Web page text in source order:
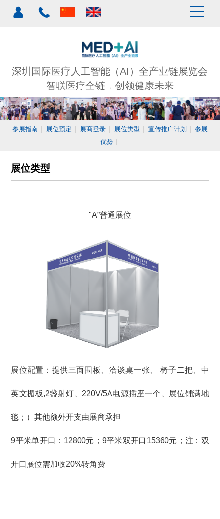
深圳国际医疗人工智能（AI）全产业链展览会
智联医疗全链，创领健康未来
参展指南 | 展位预定 | 展商登录 | 展位类型 | 宣传推广计划 | 参展
优势 |
展位类型
"A”普通展位
展位配置：提供三面围板、洽谈桌一张、 椅子二把、中
英文楣板,2盏射灯、220V/5A电源插座一个、展位铺满地
毯；）其他额外开支由展商承担
9平米单开口：12800元；9平米双开口15360元；注：双
开口展位需加收20%转角费